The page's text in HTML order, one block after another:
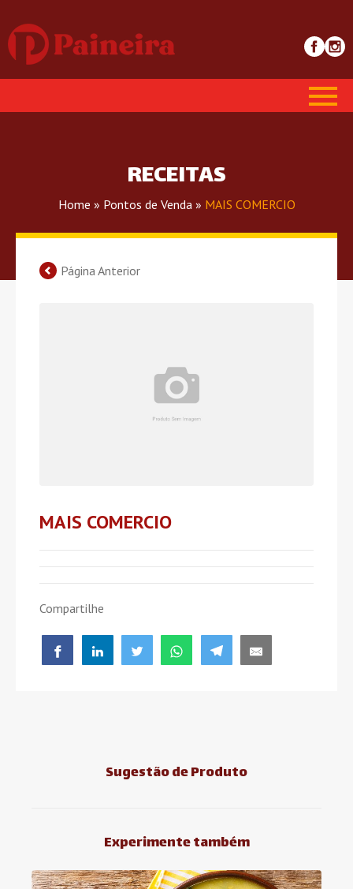
RECEITAS
Home » Pontos de Venda » MAIS COMERCIO
Página Anterior
MAIS COMERCIO
Compartilhe
Sugestão de Produto
Experimente também